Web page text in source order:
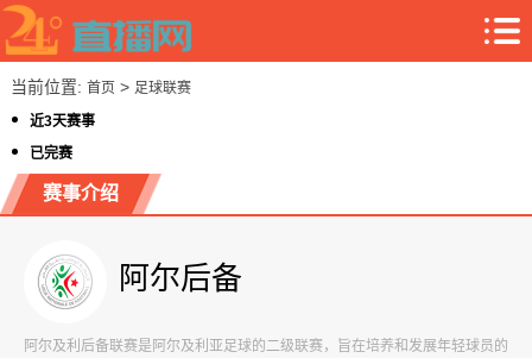
当前位置: 首页> 足球联赛
近3天赛事
已完赛
赛事介绍
阿尔后备
阿尔及利后备联赛是阿尔及利亚足球的二级联赛，旨在培养和发展年轻球员的